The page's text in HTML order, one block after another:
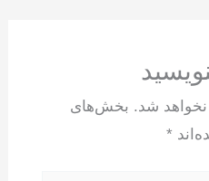
شد. بخش‌های
*